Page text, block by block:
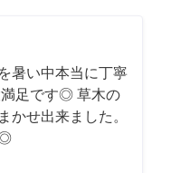
暑い中本当に丁寧
満足です◎ 草木の
かせ出来ました。
◎